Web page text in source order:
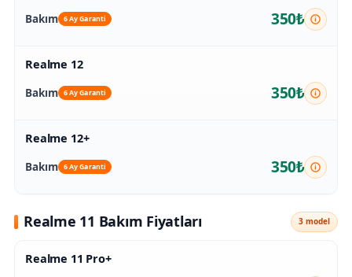
Bakım 6 Ay Garanti 350₺
Realme 12
Bakım 6 Ay Garanti 350₺
Realme 12+
Bakım 6 Ay Garanti 350₺
Realme 11 Bakım Fiyatları 3 model
Realme 11 Pro+